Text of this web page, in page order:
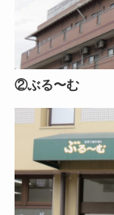
②ぶる〜む